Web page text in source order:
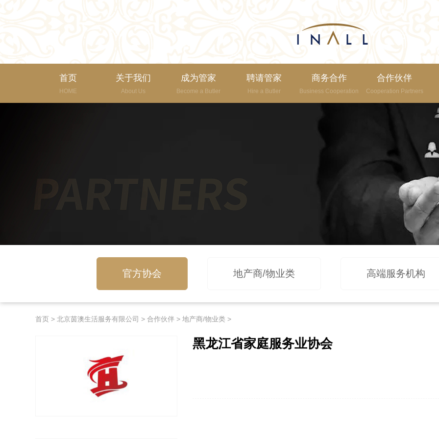
首页
HOME
关于我们
About Us
成为管家
Become a Butler
聘请管家
Hire a Butler
商务合作
Business Cooperation
合作伙伴
Cooperation Partners
官方协会 地产商/物业类 高端服务机构
首页 > 北京茵澳生活服务有限公司 > 合作伙伴 > 地产商/物业类 >
黑龙江省家庭服务业协会